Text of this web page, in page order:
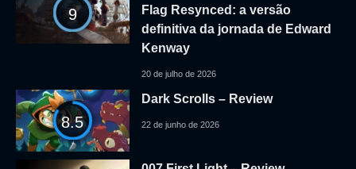
9
Flag Resynced: a versão
definitiva da jornada de Edward
Kenway
20 de julho de 2026
8.5
Dark Scrolls – Review
22 de junho de 2026